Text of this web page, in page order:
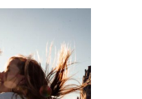
réussir sa séance
?